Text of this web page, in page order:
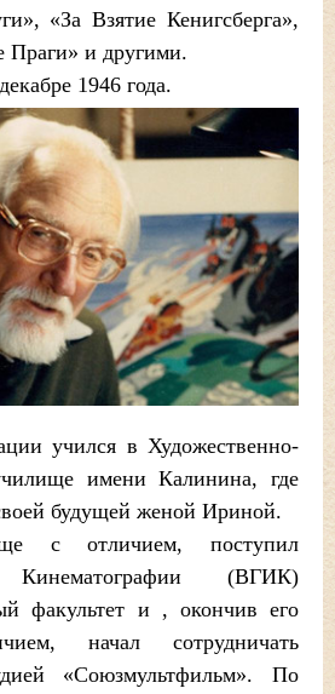
«За Взятие Кенигсберга»,
Праги» и другими.
1946 года.
учился в Художественно-
имени Калинина, где
будущей женой Ириной.
с отличием, поступил
(ВГИК)
факультет и , окончив его
начал сотрудничать
«Союзмультфильм». По